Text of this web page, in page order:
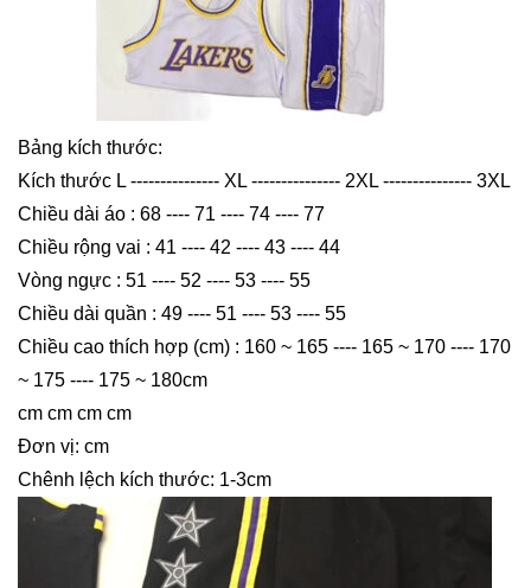
Bảng kích thước:
Kích thước L --------------- XL --------------- 2XL --------------- 3XL
Chiều dài áo : 68 ---- 71 ---- 74 ---- 77
Chiều rộng vai : 41 ---- 42 ---- 43 ---- 44
Vòng ngực : 51 ---- 52 ---- 53 ---- 55
Chiều dài quần : 49 ---- 51 ---- 53 ---- 55
Chiều cao thích hợp (cm) : 160 ~ 165 ---- 165 ~ 170 ---- 170
~ 175 ---- 175 ~ 180cm
cm cm cm cm
Đơn vị: cm
Chênh lệch kích thước: 1-3cm